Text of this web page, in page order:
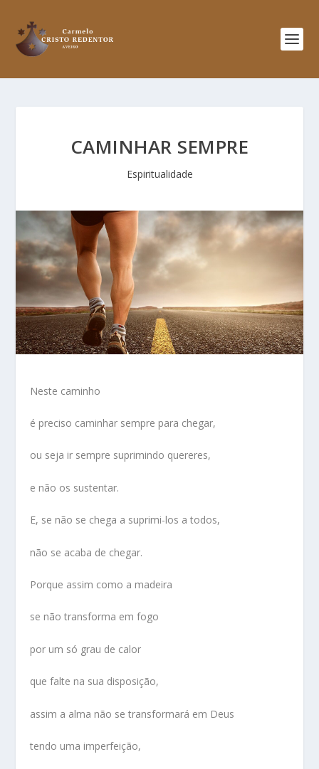
CAMINHAR SEMPRE
Espiritualidade
Neste caminho
é preciso caminhar sempre para chegar,
ou seja ir sempre suprimindo quereres,
e não os sustentar.
E, se não se chega a suprimi-los a todos,
não se acaba de chegar.
Porque assim como a madeira
se não transforma em fogo
por um só grau de calor
que falte na sua disposição,
assim a alma não se transformará em Deus
tendo uma imperfeição,